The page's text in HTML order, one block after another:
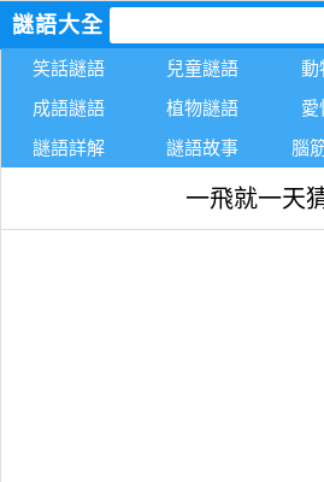
謎語大全
笑話謎語 兒童謎語 動
成語謎語
植物謎語 愛
謎語詳解
謎語故事 腦
一飛就一天